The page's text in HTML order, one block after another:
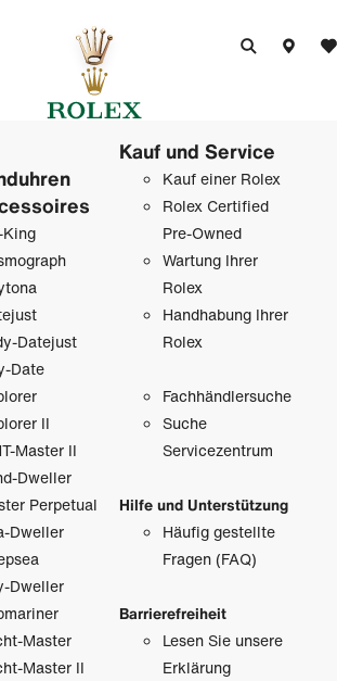
Datejust
Date
II
Master II
Dweller
Perpetual
Dweller
Dweller
Master
Master II
Kauf und Service
Kauf einer Rolex
Rolex Certified
Pre-Owned
Wartung Ihrer
Rolex
Handhabung Ihrer
Rolex
Fachhändlersuche
Suche
Servicezentrum
Hilfe und Unterstützung
Häufig gestellte
Fragen (FAQ)
Barrierefreiheit
Lesen Sie unsere
Erklärung